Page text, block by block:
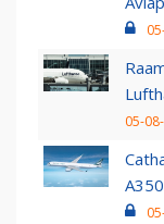
05-